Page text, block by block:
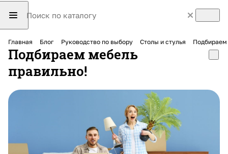
Главная Блог Руководство по выбору Столы и стулья Подбираем
Подбираем мебель
правильно!